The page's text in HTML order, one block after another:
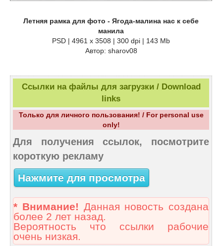
Летняя рамка для фото - Ягода-малина нас к себе
манила
PSD | 4961 х 3508 | 300 dpi | 143 Mb
Автор: sharov08
Ссылки на файлы для загрузки / Download
links
Только для личного пользования! / For personal use
only!
Для получения ссылок, посмотрите
короткую рекламу
Нажмите для просмотра
* Внимание! Данная новость создана
более 2 лет назад.
Вероятность что ссылки рабочие
очень низкая.